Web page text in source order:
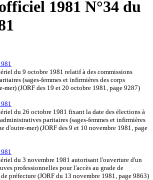
1981 N°34 du
du 9 octobre 1981 relatif à des commissions
(sages-femmes et infirmières des corps
mer) (JORF des 19 et 20 octobre 1981, page 9287)
du 26 octobre 1981 fixant la date des élections à
paritaires (sages-femmes et infirmières
d'outre-mer) (JORF des 9 et 10 novembre 1981, page
du 3 novembre 1981 autorisant l'ouverture d'un
professionnelles pour l'accès au grade de
préfecture (JORF du 13 novembre 1981, page 9863)